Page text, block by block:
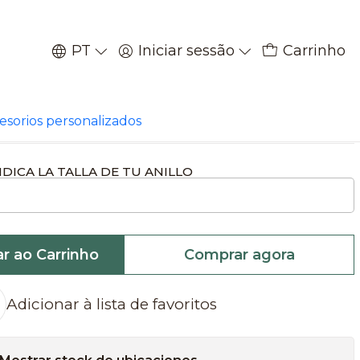
PT Iniciar sessão Carrinho
personalizados
de bala plata
LA TALLA DE TU ANILLO
ao Carrinho Comprar agora
Adicionar à lista de favoritos